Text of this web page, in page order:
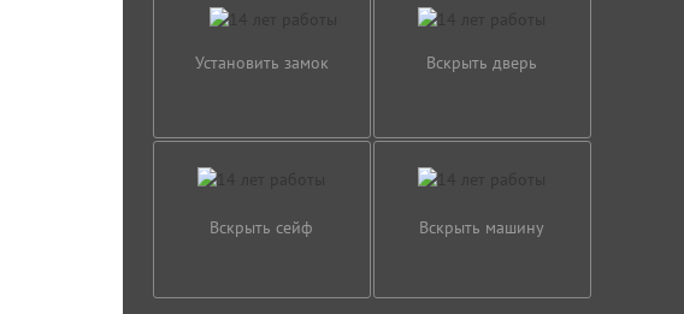
Установить замок Вскрыть дверь
Вскрыть сейф Вскрыть машину